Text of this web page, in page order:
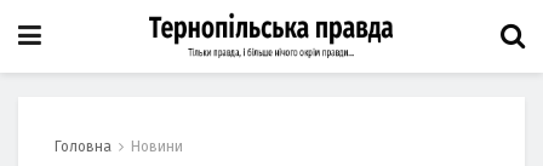
Головна Новини